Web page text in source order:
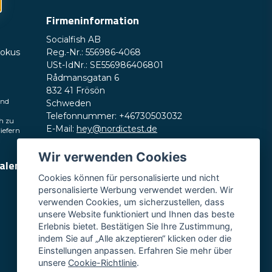
zu
Firmeninformation
Socialfish AB
Reg.-Nr.: 556986-4068
USt-IdNr.: SE556986406801
Rådmansgatan 6
832 41 Frösön
Schweden
Telefonnummer: +46730503032
E-Mail: hey@nordictest.de
Öffnungszeiten:
Mo.–Fr. 10:00–17:00 Uhr (CET)
Wir verwenden Cookies
Cookies können für personalisierte und nicht
personalisierte Werbung verwendet werden. Wir
verwenden Cookies, um sicherzustellen, dass
unsere Website funktioniert und Ihnen das beste
Erlebnis bietet. Bestätigen Sie Ihre Zustimmung,
indem Sie auf „Alle akzeptieren“ klicken oder die
Einstellungen anpassen. Erfahren Sie mehr über
unsere Cookie-Richtlinie.